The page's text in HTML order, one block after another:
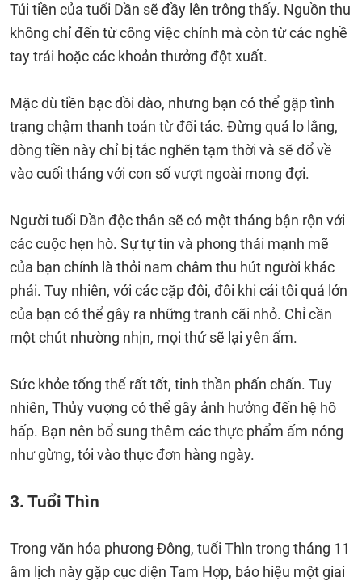
Túi tiền của tuổi Dần sẽ đầy lên trông thấy. Nguồn thu
không chỉ đến từ công việc chính mà còn từ các nghề
tay trái hoặc các khoản thưởng đột xuất.
Mặc dù tiền bạc dồi dào, nhưng bạn có thể gặp tình
trạng chậm thanh toán từ đối tác. Đừng quá lo lắng,
dòng tiền này chỉ bị tắc nghẽn tạm thời và sẽ đổ về
vào cuối tháng với con số vượt ngoài mong đợi.
Người tuổi Dần độc thân sẽ có một tháng bận rộn với
các cuộc hẹn hò. Sự tự tin và phong thái mạnh mẽ
của bạn chính là thỏi nam châm thu hút người khác
phái. Tuy nhiên, với các cặp đôi, đôi khi cái tôi quá lớn
của bạn có thể gây ra những tranh cãi nhỏ. Chỉ cần
một chút nhường nhịn, mọi thứ sẽ lại yên ấm.
Sức khỏe tổng thể rất tốt, tinh thần phấn chấn. Tuy
nhiên, Thủy vượng có thể gây ảnh hưởng đến hệ hô
hấp. Bạn nên bổ sung thêm các thực phẩm ấm nóng
như gừng, tỏi vào thực đơn hàng ngày.
3. Tuổi Thìn
Trong văn hóa phương Đông, tuổi Thìn trong tháng 11
âm lịch này gặp cục diện Tam Hợp, báo hiệu một giai